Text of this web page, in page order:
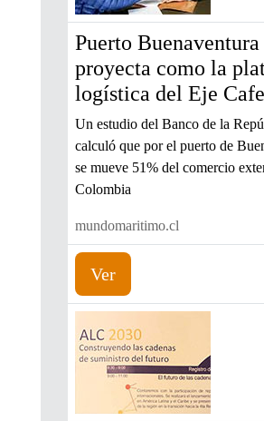
Puerto Buenaventura
proyecta como la
logística del Eje
Un estudio del Banco de la
calculó que por el puerto de
se mueve 51% del comercio
Colombia
mundomaritimo.cl
Ver